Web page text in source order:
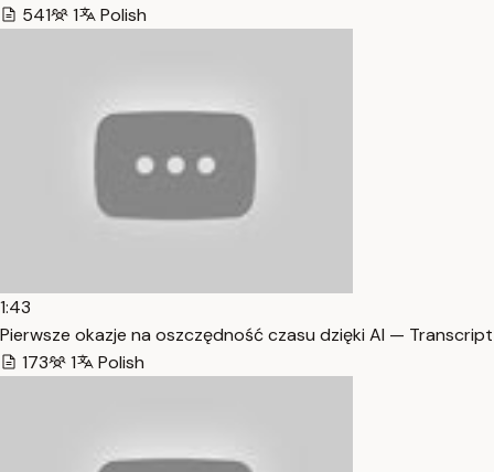
541
1 Polish
1:43
Pierwsze okazje na oszczędność czasu dzięki AI — Transcript
173
1 Polish